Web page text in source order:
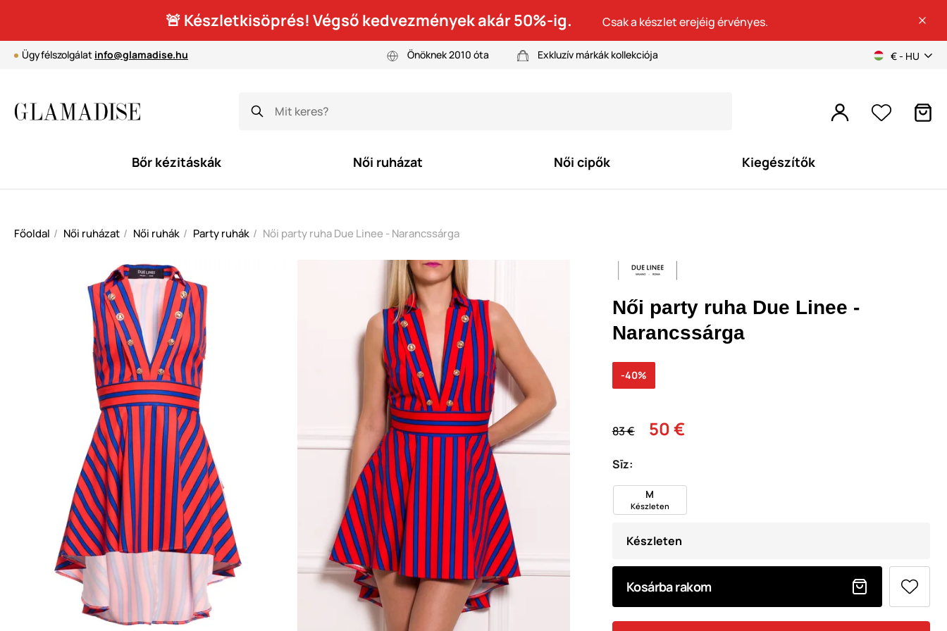
🚨 Készletkisöprés! Végső kedvezmények akár 50%-ig. Csak a készlet erejéig érvényes.
Ügyfélszolgálat info@glamadise.hu Önöknek 2010 óta Exkluzív márkák kollekciója € - HU
Bőr kézitáskák Női ruházat Női cipők Kiegészítők
Főoldal Női ruházat Női ruhák Party ruhák Női party ruha Due Linee - Narancssárga
Női party ruha Due Linee -
Narancssárga
83 € 50 €
-40%
Sīz:
M
Készleten
Készleten
Kosárba rakom